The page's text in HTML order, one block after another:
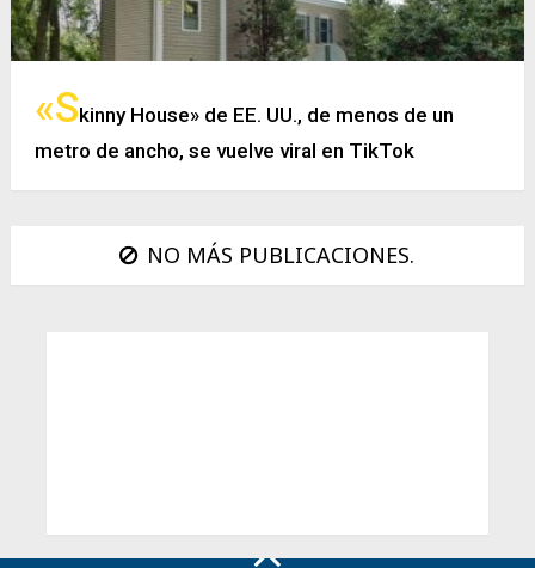
«Skinny House» de EE. UU., de menos de un
metro de ancho, se vuelve viral en TikTok
NO MÁS PUBLICACIONES.